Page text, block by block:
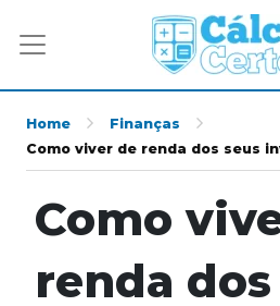
Home
Finanças
Como viver de renda dos seus
Como
renda